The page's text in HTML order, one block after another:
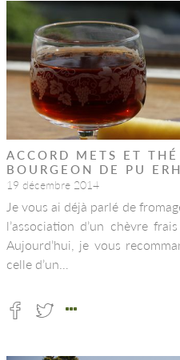
ACCORD METS ET
BOURGEON DE PU ERH
19 décembre 2014
Je vous ai déjà parlé de
l’association d’un chèvre
Aujourd’hui, je vous
celle d’un…